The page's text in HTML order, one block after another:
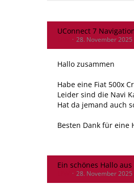
UConnect 7
28. November 2025
Hallo zusammen
Habe eine Fiat 500x
Leider sind die Navi
Hat da jemand auch
Besten Dank für eine
Ein schönes Hallo
28. November 2025